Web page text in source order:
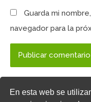
En esta web se
Guarda mi
navegador para la